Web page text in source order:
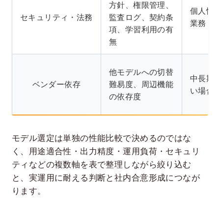
セキュリティ・法務
方針、権限管理、
監査ログ、契約条
項、学習利用の有
無
個人情
業務
ベンダー依存
他モデルへの切替
難易度、周辺機能
の依存度
中長期
い場合
モデル選定は単独の性能比較で決めるのではな
く、用途適合性・出力精度・運用負荷・セキュリ
ティなどの複数軸を表で整理しながら絞り込む
と、実運用に耐える判断と社内合意形成につなが
ります。